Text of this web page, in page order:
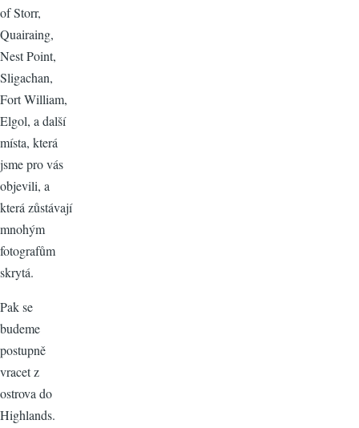
of Storr,
Quairaing,
Nest Point,
Sligachan,
Fort William,
Elgol, a další
místa, která
jsme pro vás
objevili, a
která zůstávají
mnohým
fotografům
skrytá.
Pak se
budeme
postupně
vracet z
ostrova do
Highlands.